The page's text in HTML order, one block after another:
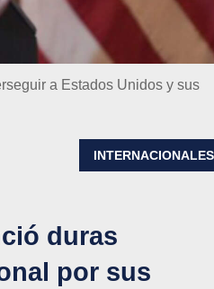
a Estados Unidos y sus
INTERNACIONALES
duras
por sus